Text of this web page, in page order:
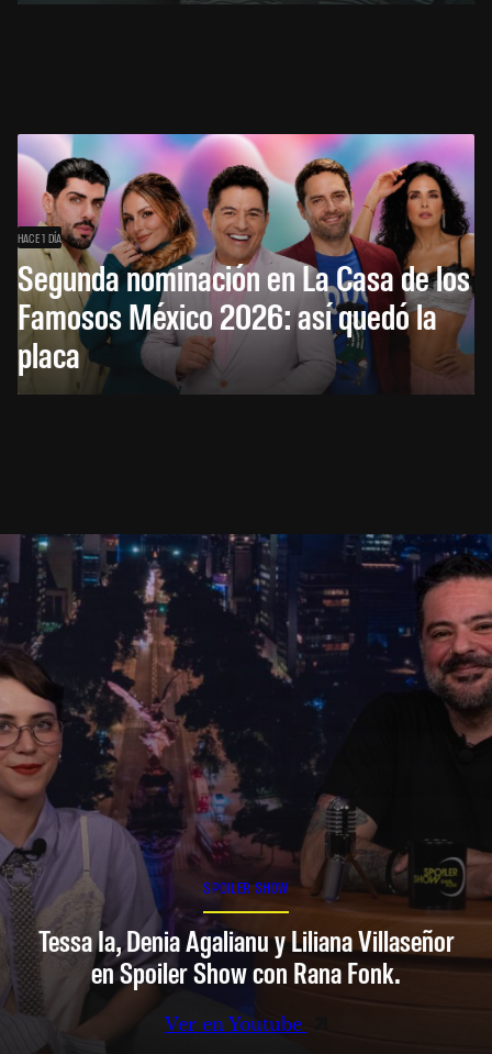
HACE 1 DÍA
Segunda nominación en La Casa de los
Famosos México 2026: así quedó la
placa
SPOILER SHOW
Tessa Ia, Denia Agalianu y Liliana Villaseñor
en Spoiler Show con Rana Fonk.
Ver en Youtube